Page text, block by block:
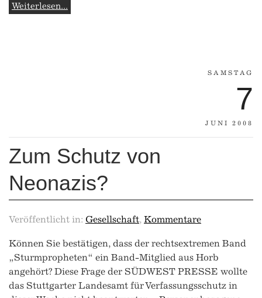
Weiterlesen...
SAMSTAG
7
JUNI 2008
Zum Schutz von
Neonazis?
Veröffentlicht in: Gesellschaft, Kommentare
Können Sie bestätigen, dass der rechtsextremen Band
„Sturmpropheten“ ein Band-Mitglied aus Horb
angehört? Diese Frage der SÜDWEST PRESSE wollte
das Stuttgarter Landesamt für Verfassungsschutz in